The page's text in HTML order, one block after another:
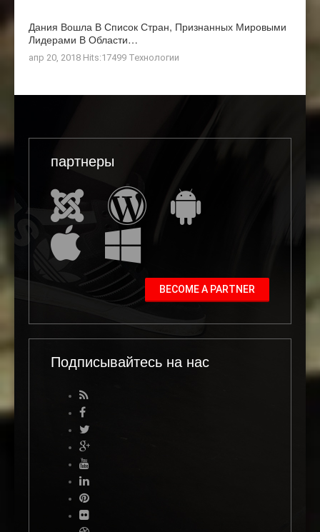
Дания Вошла В Список Стран, Признанных Мировыми
Лидерами В Области…
апр 20, 2018 Hits:17499 Технологии
партнеры
BECOME A PARTNER
Подписывайтесь на нас